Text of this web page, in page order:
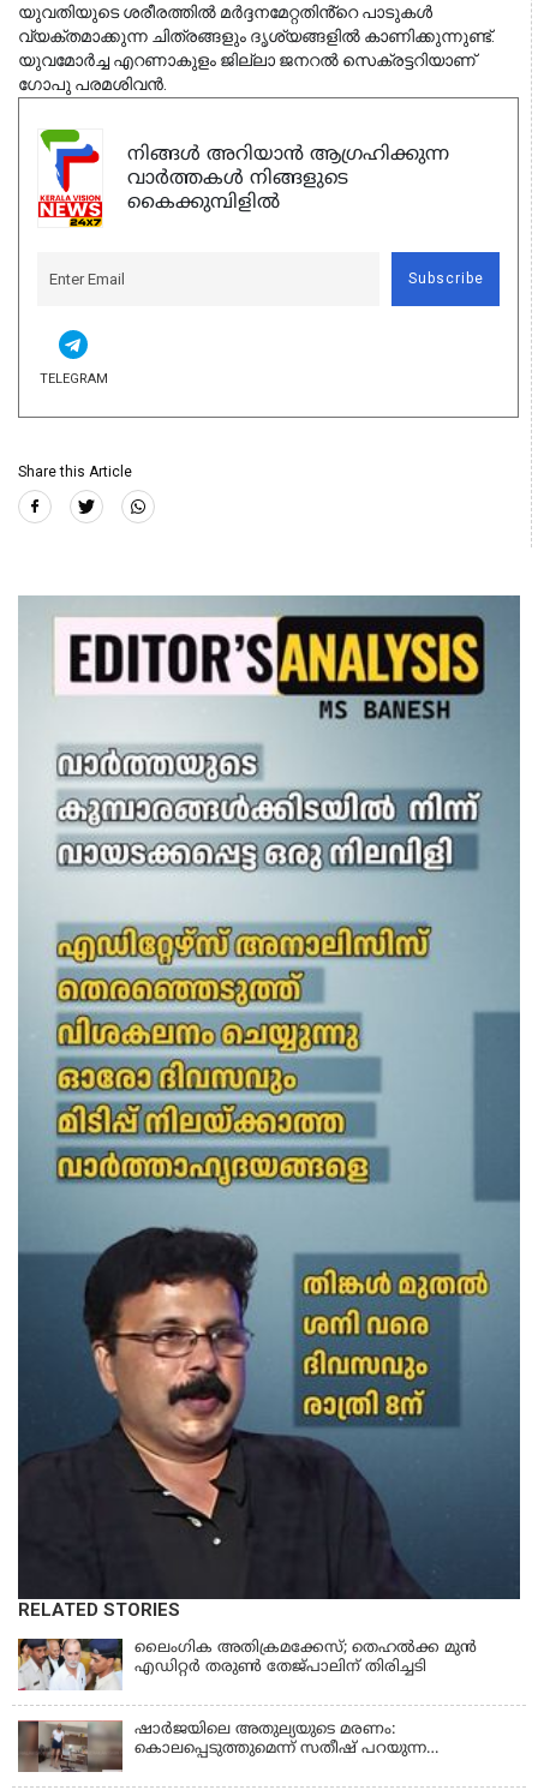
യുവതിയുടെ ശരീരത്തിൽ മർദ്ദനമേറ്റതിൻ്റെ പാടുകൾ
വ്യക്തമാക്കുന്ന ചിത്രങ്ങളും ദൃശ്യങ്ങളിൽ കാണിക്കുന്നുണ്ട്.
യുവമോർച്ച എറണാകുളം ജില്ലാ ജനറൽ സെക്രട്ടറിയാണ്
ഗോപു പരമശിവൻ.
നിങ്ങൾ അറിയാൻ ആഗ്രഹിക്കുന്ന
വാർത്തകൾ നിങ്ങളുടെ
കൈക്കുമ്പിളിൽ
Subscribe
TELEGRAM
Share this Article
RELATED STORIES
ലൈംഗിക അതിക്രമക്കേസ്; തെഹല്‍ക്ക മുന്‍
എഡിറ്റര്‍ തരുൺ തേജ്പാലിന് തിരിച്ചടി
ഷാർജയിലെ അതുല്യയുടെ മരണം:
കൊലപ്പെടുത്തുമെന്ന് സതീഷ് പറയുന്ന